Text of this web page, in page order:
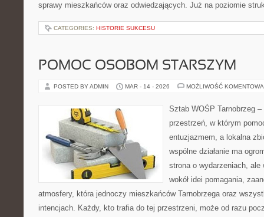
sprawy mieszkańców oraz odwiedzających. Już na poziomie
CATEGORIES: HISTORIE SUKCESU
POMOC OSOBOM STARSZYM
POSTED BY ADMIN MAR - 14 - 2026 MOŻLIWOŚĆ
Sztab WOŚP Tarnobrzeg
przestrzeń, w którym
entuzjazmem, a lokalna
wspólne działanie ma
strona o wydarzeniach,
wokół idei pomagania,
atmosfery, która jednoczy mieszkańców Tarnobrzega oraz
intencjach. Każdy, kto trafia do tej przestrzeni, może od razu